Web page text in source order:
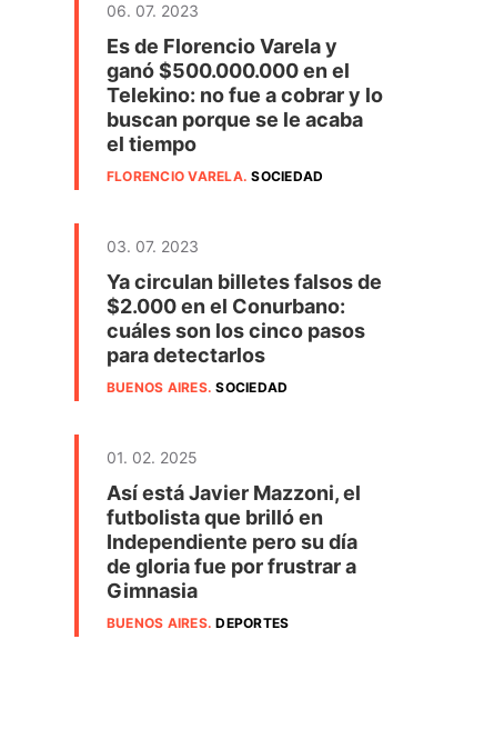
06. 07. 2023
Es de Florencio Varela y
ganó $500.000.000 en el
Telekino: no fue a cobrar y lo
buscan porque se le acaba
el tiempo
FLORENCIO VARELA.SOCIEDAD
03. 07. 2023
Ya circulan billetes falsos de
$2.000 en el Conurbano:
cuáles son los cinco pasos
para detectarlos
BUENOS AIRES.SOCIEDAD
01. 02. 2025
Así está Javier Mazzoni, el
futbolista que brilló en
Independiente pero su día
de gloria fue por frustrar a
Gimnasia
BUENOS AIRES.DEPORTES